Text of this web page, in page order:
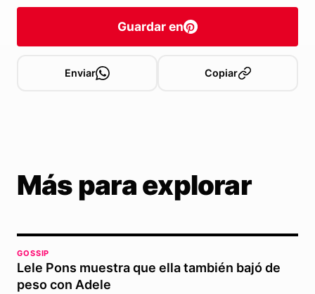
Guardar en
Enviar Copiar
Más para explorar
GOSSIP
Lele Pons muestra que ella también bajó de
peso con Adele